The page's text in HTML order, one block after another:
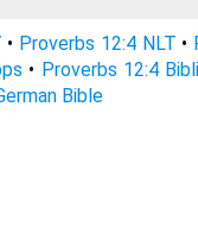
• Proverbs 12:4 NLT •
• Proverbs 12:4
Bible